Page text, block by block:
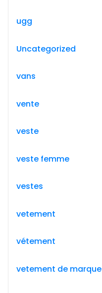
ugg
Uncategorized
vans
vente
veste
veste femme
vestes
vetement
vétement
vetement de marque